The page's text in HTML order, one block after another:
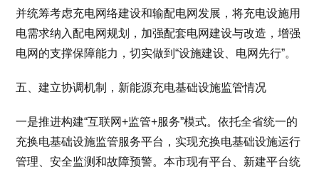
并统筹考虑充电网络建设和输配电网发展，将充电设施用
电需求纳入配电网规划，加强配套电网建设与改造，增强
电网的支撑保障能力，切实做到“设施建设、电网先行”。
五、建立协调机制，新能源充电基础设施监管情况
一是推进构建“互联网+监管+服务”模式。依托全省统一的
充换电基础设施监管服务平台，实现充换电基础设施运行
管理、安全监测和故障预警。本市现有平台、新建平台统